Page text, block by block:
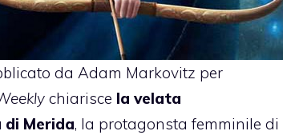
da Adam Markovitz per
chiarisce la velata
di Merida, la protagonsta femminile di